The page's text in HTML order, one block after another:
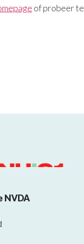
of probeer te
NVDA